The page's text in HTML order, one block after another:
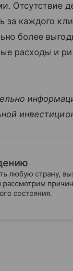
Отсутствие
за каждого
более
расходы и
любую страну,
состояния.